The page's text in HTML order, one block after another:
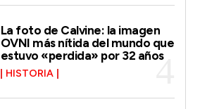
La foto de Calvine: la imagen
OVNI más nítida del mundo que
estuvo «perdida» por 32 años
HISTORIA